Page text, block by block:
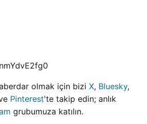
olmak için bizi X, Bluesky,
Pinterest'te takip edin; anlık
grubumuza katılın.